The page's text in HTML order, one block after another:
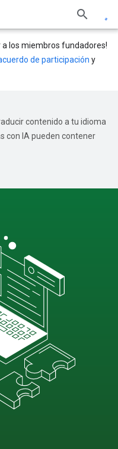
los miembros fundadores!
de participación y
contenido a tu idioma
con IA pueden contener